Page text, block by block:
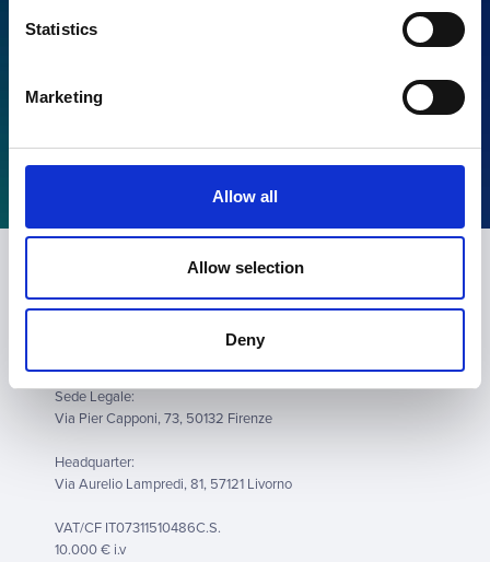
Statistics
Marketing
Allow all
Allow selection
Deny
Contatti
Sede Legale:
Via Pier Capponi, 73, 50132 Firenze
Headquarter:
Via Aurelio Lampredi, 81, 57121 Livorno
VAT/CF IT07311510486C.S.
10.000 € i.v